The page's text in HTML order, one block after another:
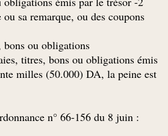
sa remarque, ou des coupons
ou obligations –
titres, bons ou obligations émis
milles (50.000) DA, la peine est
n° 66-156 du 8 juin